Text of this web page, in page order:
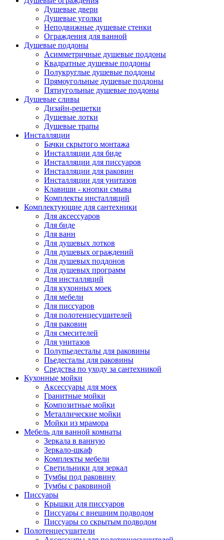
Душевые двери
Душевые уголки
Неподвижные душевые стенки
Ограждения для ванной
Душевые поддоны
Асимметричные душевые поддоны
Квадратные душевые поддоны
Полукруглые душевые поддоны
Прямоугольные душевые поддоны
Пятиугольные душевые поддоны
Душевые сливы
Дизайн-решетки
Душевые лотки
Душевые трапы
Инсталляции
Бачки скрытого монтажа
Инсталляции для биде
Инсталляции для писсуаров
Инсталляции для раковин
Инсталляции для унитазов
Клавиши - кнопки смыва
Комплекты инсталляций
Комплектующие для сантехники
Для аксессуаров
Для биде
Для ванн
Для душевых лотков
Для душевых ограждений
Для душевых поддонов
Для душевых программ
Для инсталляций
Для кухонных моек
Для мебели
Для писсуаров
Для полотенцесушителей
Для раковин
Для смесителей
Для унитазов
Полупьедесталы для раковины
Пьедесталы для раковины
Средства по уходу за сантехникой
Кухонные мойки
Аксессуары для моек
Гранитные мойки
Композитные мойки
Металлические мойки
Мойки из мрамора
Мебель для ванной комнаты
Зеркала в ванную
Зеркало-шкаф
Комплекты мебели
Светильники для зеркал
Тумбы под раковину
Тумбы с раковиной
Писсуары
Крышки для писсуаров
Писсуары с внешним подводом
Писсуары со скрытым подводом
Полотенцесушители